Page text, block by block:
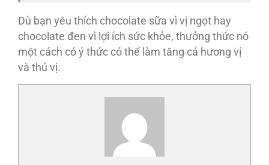
Dù bạn yêu thích chocolate sữa vì vị ngọt hay
chocolate đen vì lợi ích sức khỏe, thưởng thức nó
một cách có ý thức có thể làm tăng cả hương vị
và thú vị.